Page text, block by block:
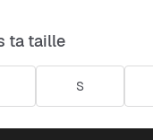
ta taille
S